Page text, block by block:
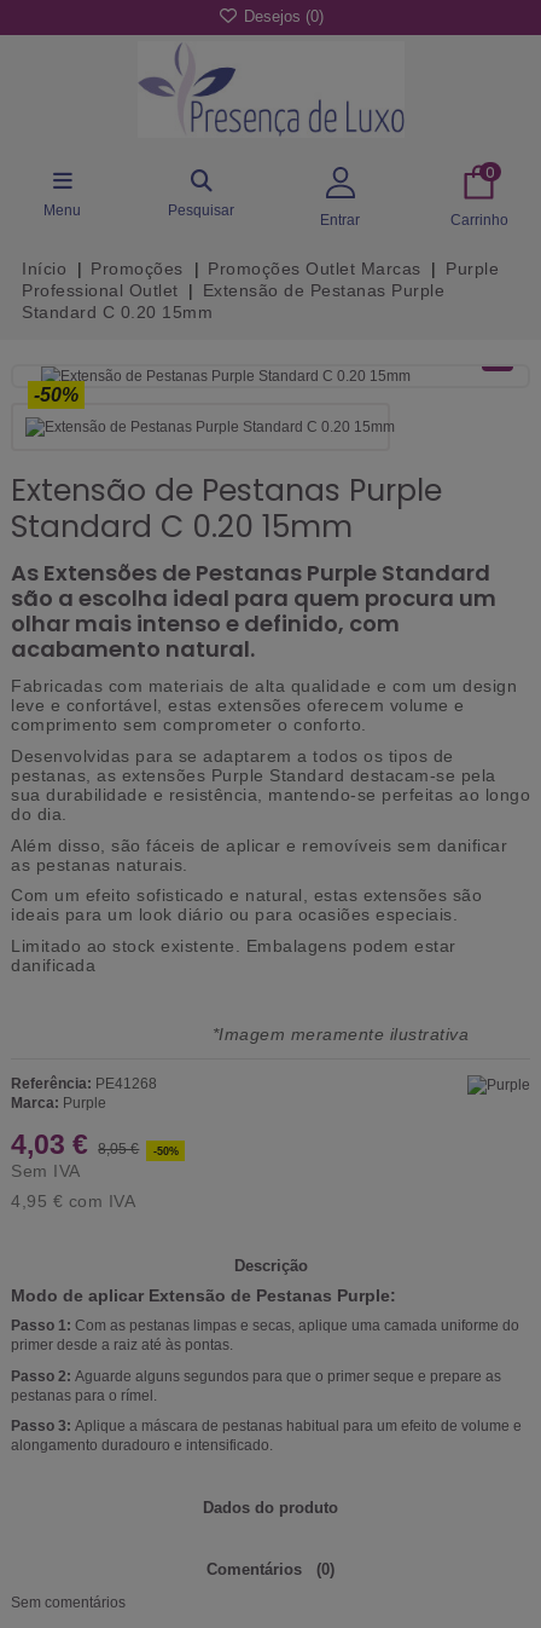
Desejos (0)
Menu Pesquisar
Entrar
0
Carrinho
Início Promoções Promoções Outlet Marcas
Purple
Professional Outlet
Extensão de Pestanas Purple
Standard C 0.20 15mm
-50%
Extensão de Pestanas Purple
Standard C 0.20 15mm
As Extensões de Pestanas Purple Standard
são a escolha ideal para quem procura um
olhar mais intenso e definido, com
acabamento natural.
Fabricadas com materiais de alta qualidade e com um design
leve e confortável, estas extensões oferecem volume e
comprimento sem comprometer o conforto.
Desenvolvidas para se adaptarem a todos os tipos de
pestanas, as extensões Purple Standard destacam-se pela
sua durabilidade e resistência, mantendo-se perfeitas ao longo
do dia.
Além disso, são fáceis de aplicar e removíveis sem danificar
as pestanas naturais.
Com um efeito sofisticado e natural, estas extensões são
ideais para um look diário ou para ocasiões especiais.
Limitado ao stock existente. Embalagens podem estar
danificada
*Imagem meramente ilustrativa
Referência: PE41268
Marca: Purple
4,03 € 8,05 € -50%
Sem IVA
4,95 € com IVA
Descrição
Modo de aplicar Extensão de Pestanas Purple:
Passo 1: Com as pestanas limpas e secas, aplique uma camada uniforme do
primer desde a raiz até às pontas.
Passo 2: Aguarde alguns segundos para que o primer seque e prepare as
pestanas para o rímel.
Passo 3: Aplique a máscara de pestanas habitual para um efeito de volume e
alongamento duradouro e intensificado.
Dados do produto
Comentários (0)
Sem comentários